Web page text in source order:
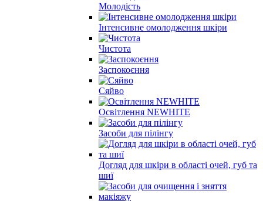
Молодість
Інтенсивне омолодження шкіри
Чистота
Заспокоєння
Сяйво
Освітлення NEWHITE
Засоби для пілінгу
Догляд для шкіри в області очей, губ та
шиї